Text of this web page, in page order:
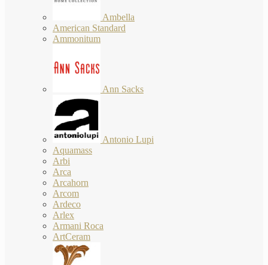
Ambella
American Standard
Ammonitum
Ann Sacks
Antonio Lupi
Aquamass
Arbi
Arca
Arcahorn
Arcom
Ardeco
Arlex
Armani Roca
ArtCeram